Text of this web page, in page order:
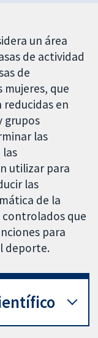
un área
de actividad
de
que
reducidas en
grupos
las
las
utilizar para
las
de la
que
para
deporte.